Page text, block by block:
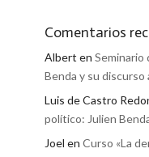
Comentarios
Albert en Seminario
Benda y su discurso
Luis de Castro
político: Julien
Joel en Curso «La